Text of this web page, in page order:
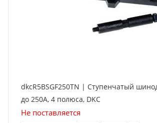
dkcR5BSGF250TN | Ступенчатый
до 250А, 4 полюса, DKC
Не поставляется